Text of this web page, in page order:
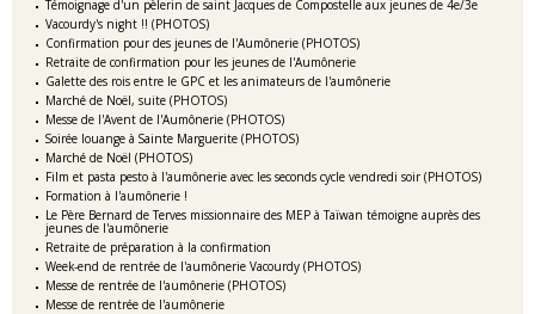
Témoignage d'un pèlerin de saint Jacques de Compostelle aux jeunes de 4e/3e
Vacourdy's night !! (PHOTOS)
Confirmation pour des jeunes de l'Aumônerie (PHOTOS)
Retraite de confirmation pour les jeunes de l'Aumônerie
Galette des rois entre le GPC et les animateurs de l'aumônerie
Marché de Noël, suite (PHOTOS)
Messe de l'Avent de l'Aumônerie (PHOTOS)
Soirée louange à Sainte Marguerite (PHOTOS)
Marché de Noël (PHOTOS)
Film et pasta pesto à l'aumônerie avec les seconds cycle vendredi soir (PHOTOS)
Formation à l'aumônerie !
Le Père Bernard de Terves missionnaire des MEP à Taïwan témoigne auprès des
jeunes de l'aumônerie
Retraite de préparation à la confirmation
Week-end de rentrée de l'aumônerie Vacourdy (PHOTOS)
Messe de rentrée de l'aumônerie (PHOTOS)
Messe de rentrée de l'aumônerie